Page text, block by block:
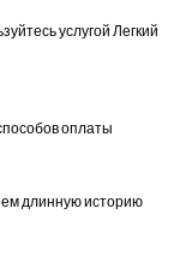
услугой Легкий
оплаты
длинную историю